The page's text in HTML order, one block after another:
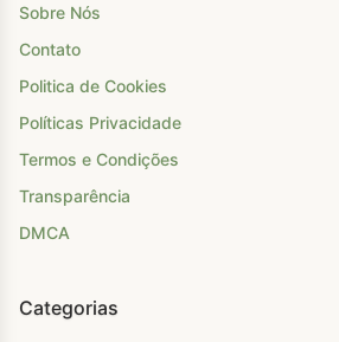
Sobre Nós
Contato
Politica de Cookies
Políticas Privacidade
Termos e Condições
Transparência
DMCA
Categorias